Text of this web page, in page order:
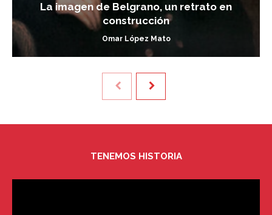
La imagen de Belgrano, un retrato en
construcción
Omar López Mato
TENEMOS HISTORIA